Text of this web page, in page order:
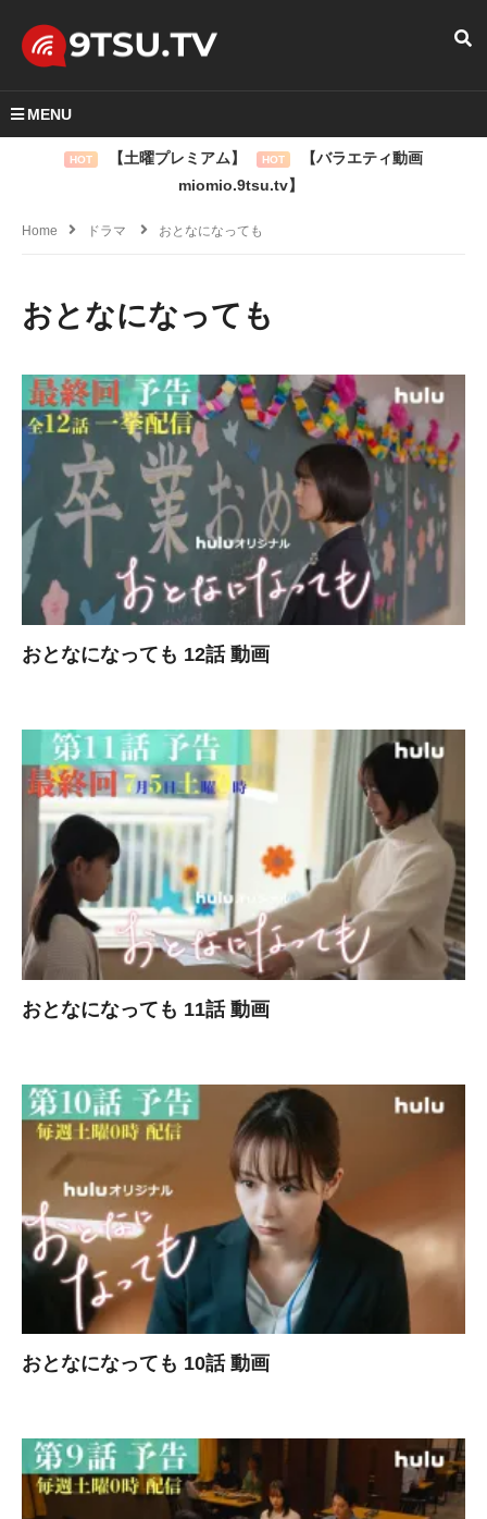
MENU
HOT 【土曜プレミアム】 HOT
【バラエティ動画
miomio.9tsu.tv】
Home ドラマ おとなになっても
おとなになっても
おとなになっても 12話 動画
おとなになっても 11話 動画
おとなになっても 10話 動画